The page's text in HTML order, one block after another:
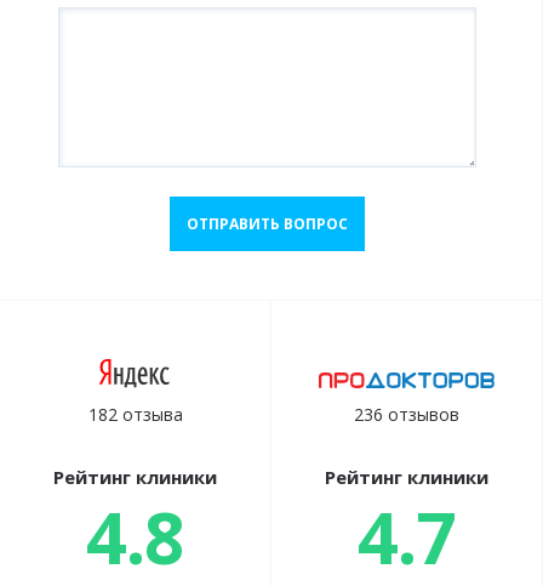
ОТПРАВИТЬ ВОПРОС
182 отзыва
Рейтинг клиники
4.8
236 отзывов
Рейтинг клиники
4.7